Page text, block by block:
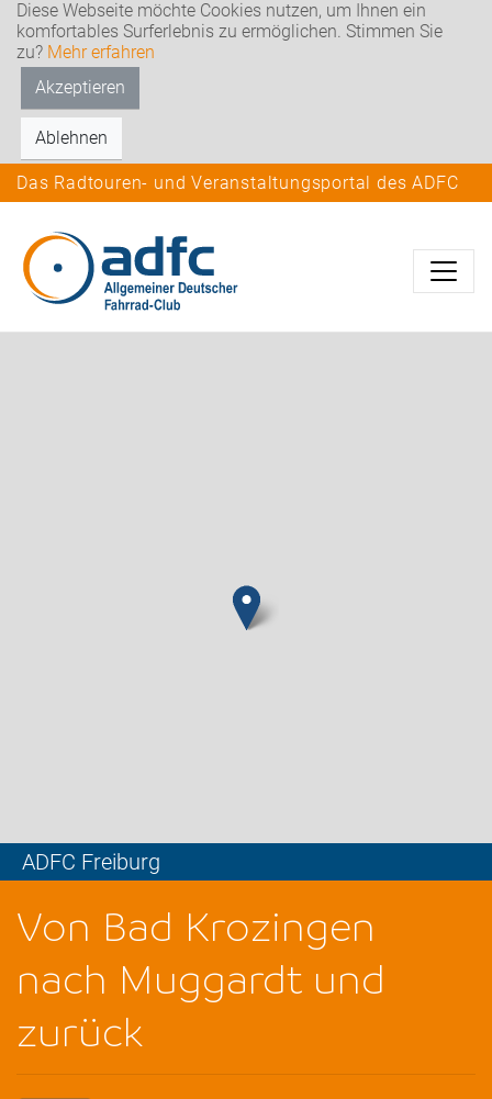
Diese Webseite möchte Cookies nutzen, um Ihnen ein
komfortables Surferlebnis zu ermöglichen. Stimmen Sie
zu? Mehr erfahren
Akzeptieren
Ablehnen
Das Radtouren- und Veranstaltungsportal des ADFC
ADFC Freiburg
Von Bad Krozingen
nach Muggardt und
zurück